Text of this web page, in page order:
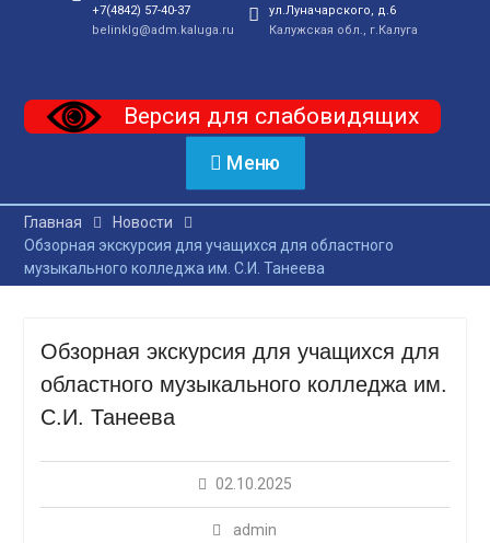
+7(4842) 57-40-37
belinklg@adm.kaluga.ru
ул.Луначарского, д.6
Калужская обл., г.Калуга
Версия для слабовидящих
Меню
Главная
Новости
Обзорная экскурсия для учащихся для областного
музыкального колледжа им. С.И. Танеева
Обзорная экскурсия для учащихся для
областного музыкального колледжа им.
С.И. Танеева
02.10.2025
admin